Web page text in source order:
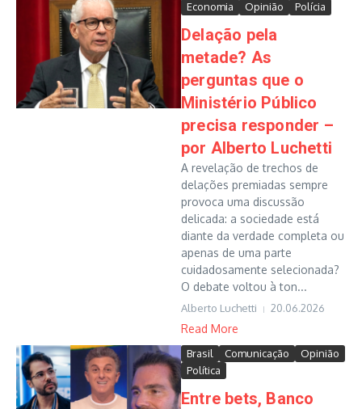
Economia Opinião Polícia
Delação pela
metade? As
perguntas que o
Ministério Público
precisa responder –
por Alberto Luchetti
A revelação de trechos de
delações premiadas sempre
provoca uma discussão
delicada: a sociedade está
diante da verdade completa ou
apenas de uma parte
cuidadosamente selecionada?
O debate voltou à ton...
Alberto Luchetti 20.06.2026
Read More
Brasil Comunicação
Opinião
Política
Entre bets, Banco